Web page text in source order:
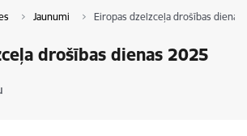
Jaunumi Eiropas dzelzceļa drošības dienas
drošības dienas 2025